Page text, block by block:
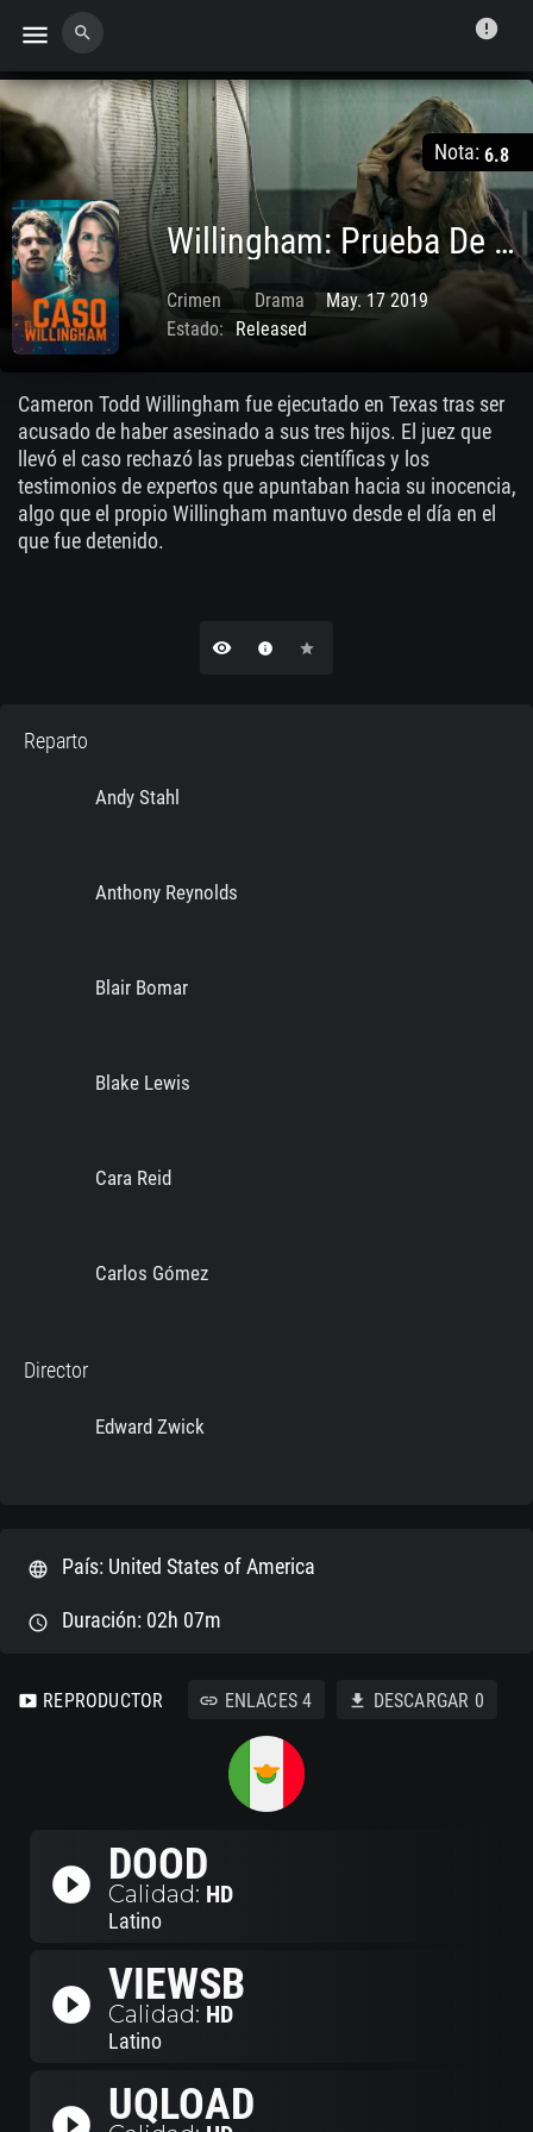
menu search error
Nota: 6.8
Willingham: Prueba De Fuego
Crimen Drama
May. 17 2019
Estado:
Released
Cameron Todd Willingham fue ejecutado en Texas tras ser
acusado de haber asesinado a sus tres hijos. El juez que
llevó el caso rechazó las pruebas científicas y los
testimonios de expertos que apuntaban hacia su inocencia,
algo que el propio Willingham mantuvo desde el día en el
que fue detenido.
remove_red_eye info star
Reparto
Andy Stahl
Anthony Reynolds
Blair Bomar
Blake Lewis
Cara Reid
Carlos Gómez
Director
Edward Zwick
language País: United States of America
schedule Duración: 02h 07m
smart_display REPRODUCTOR link ENLACES4 download DESCARGAR 0
play_circle_filled DOOD
Calidad: HD
Latino
play_circle_filled VIEWSB
Calidad: HD
Latino
UQLOAD